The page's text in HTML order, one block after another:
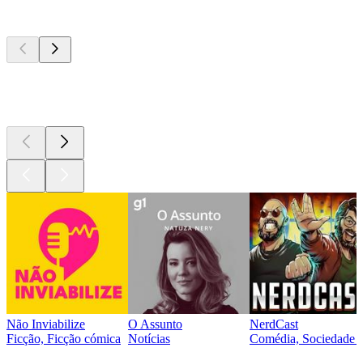
Não Inviabilize
Ficção, Ficção cómica
O Assunto
Notícias
NerdCast
Comédia, Sociedade